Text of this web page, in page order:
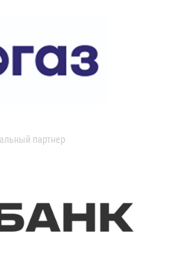
партнер